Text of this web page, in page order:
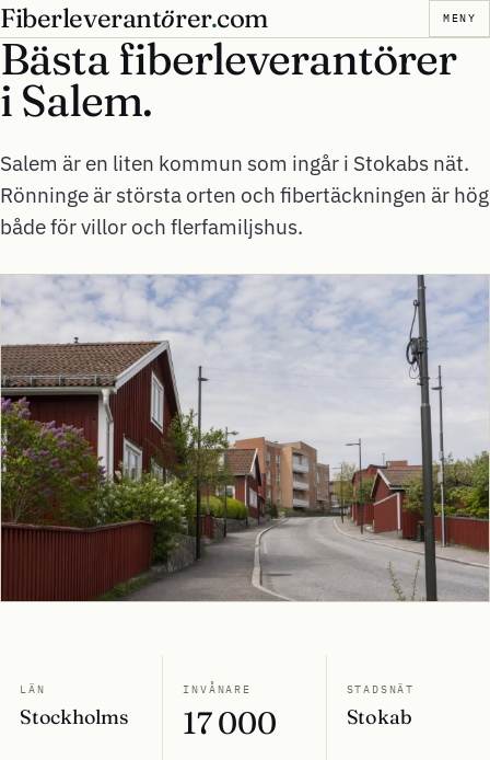
Fiberleverantörer.com MENY
Bästa fiberleverantörer
i Salem.
Salem är en liten kommun som ingår i Stokabs nät.
Rönninge är största orten och fibertäckningen är hög
både för villor och flerfamiljshus.
LÄN
Stockholms
INVÅNARE
17 000
STADSNÄT
Stokab